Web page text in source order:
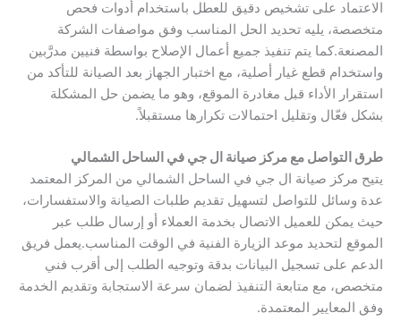
الاعتماد على تشخيص دقيق للعطل باستخدام أدوات فحص
متخصصة، يليه تحديد الحل المناسب وفق مواصفات الشركة
المصنعة.كما يتم تنفيذ جميع أعمال الإصلاح بواسطة فنيين مدرَّبين
واستخدام قطع غيار أصلية، مع اختبار الجهاز بعد الصيانة للتأكد من
استقرار الأداء قبل مغادرة الموقع، وهو ما يضمن حل المشكلة
بشكل فعّال وتقليل احتمالات تكرارها مستقبلاً.
طرق التواصل مع مركز صيانة ال جي في الساحل الشمالي
يتيح مركز صيانة ال جي في الساحل الشمالي من المركز المعتمد
عدة وسائل للتواصل لتسهيل تقديم طلبات الصيانة والاستفسارات،
حيث يمكن للعميل الاتصال بخدمة العملاء أو إرسال طلب عبر
الموقع لتحديد موعد الزيارة الفنية في الوقت المناسب.يعمل فريق
الدعم على تسجيل البيانات بدقة وتوجيه الطلب إلى أقرب فني
متخصص، مع متابعة التنفيذ لضمان سرعة الاستجابة وتقديم الخدمة
وفق المعايير المعتمدة.